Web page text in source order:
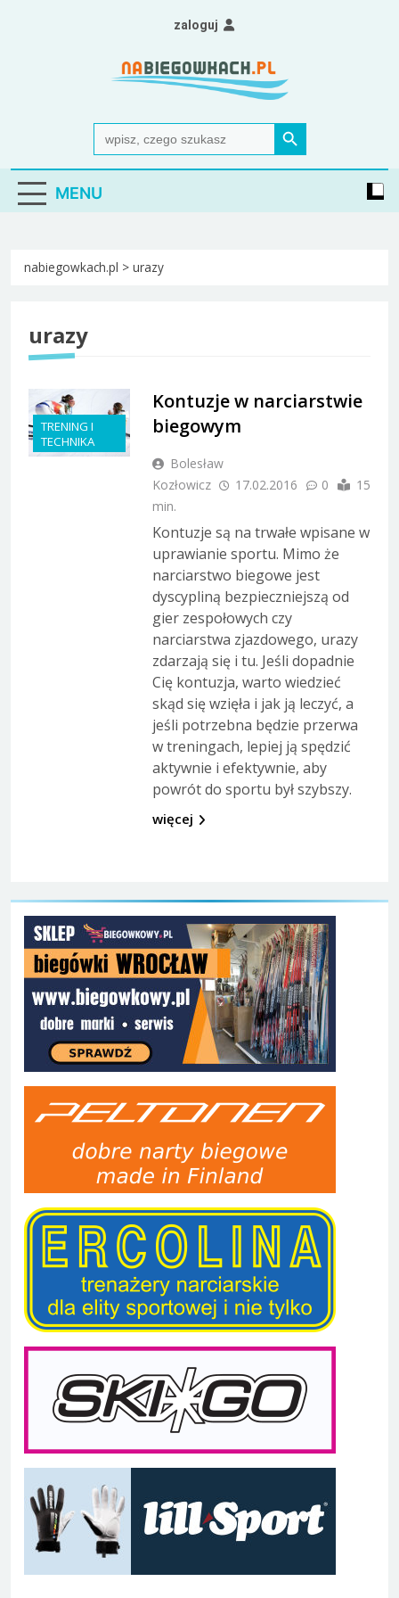
Nabiegowkach.pl
portal miłośników narciarstwa biegowego
Search
for:
Search Button
zaloguj
MENU
nabiegowkach.pl > urazy
urazy
TRENING I
TECHNIKA
Kontuzje w narciarstwie
biegowym
Bolesław
Kozłowicz
17.02.2016 0
15
min.
Kontuzje są na trwałe wpisane w
uprawianie sportu. Mimo że
narciarstwo biegowe jest
dyscypliną bezpieczniejszą od
gier zespołowych czy
narciarstwa zjazdowego, urazy
zdarzają się i tu. Jeśli dopadnie
Cię kontuzja, warto wiedzieć
skąd się wzięła i jak ją leczyć, a
jeśli potrzebna będzie przerwa
w treningach, lepiej ją spędzić
aktywnie i efektywnie, aby
powrót do sportu był szybszy.
więcej